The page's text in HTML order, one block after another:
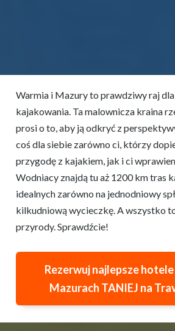
Warmia i Mazury to prawdziwy raj
kajakowania. Ta malownicza kraina
prosi o to, aby ją odkryć z
coś dla siebie zarówno ci, którzy
przygodę z kajakiem, jak i ci
Wodniacy znajdą tu aż 1200 km tras
idealnych zarówno na jednodniowy
kilkudniową wycieczkę. A wszystko
przyrody. Sprawdźcie!
Rezerwuj najlepsze hotele
Mazurach TANIEJ na